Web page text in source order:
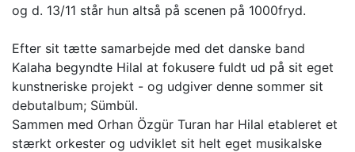
og d. 13/11 står hun altså på scenen på 1000fryd.
Efter sit tætte samarbejde med det danske band
Kalaha begyndte Hilal at fokusere fuldt ud på sit eget
kunstneriske projekt - og udgiver denne sommer sit
debutalbum; Sümbül.
Sammen med Orhan Özgür Turan har Hilal etableret et
stærkt orkester og udviklet sit helt eget musikalske